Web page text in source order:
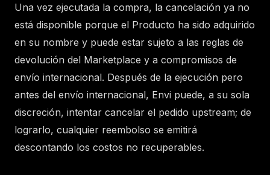
Una vez ejecutada la compra, la cancelación ya no
está disponible porque el Producto ha sido adquirido
en su nombre y puede estar sujeto a las reglas de
devolución del Marketplace y a compromisos de
envío internacional. Después de la ejecución pero
antes del envío internacional, Envi puede, a su sola
discreción, intentar cancelar el pedido upstream; de
lograrlo, cualquier reembolso se emitirá
descontando los costos no recuperables.